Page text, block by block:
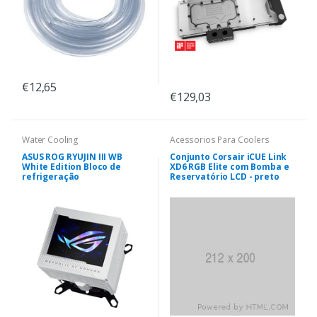
€12,65
€129,03
Water Cooling
ASUS ROG RYUJIN III WB
White Edition Bloco de
refrigeração
Acessorios Para Coolers
Conjunto Corsair iCUE Link
XD6 RGB Elite com Bomba e
Reservatório LCD - preto